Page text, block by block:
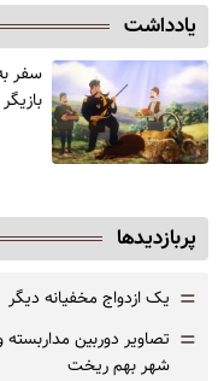
یادداشت
سفر
پربازدیدها
= یک ازدواج مخفیانه
= تصاویر دوربین مداربسته
شهر بهم ریخت